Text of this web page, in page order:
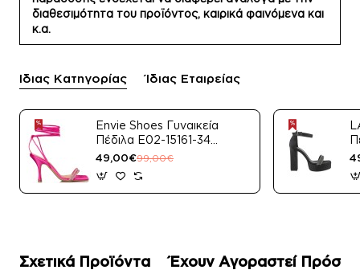
διαθεσιμότητα του προϊόντος, καιρικά φαινόμενα και
κ.α.
Ίδιας Κατηγορίας Ίδιας Εταιρείας
Envie Shoes Γυναικεία
Πέδιλα E02-15161-34
Μαύρο Satin
49,00€99,00€
Σχετικά Προϊόντα Έχουν Αγοραστεί